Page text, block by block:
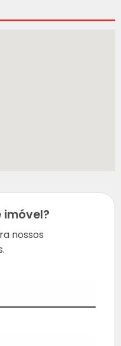
imóvel?
nossos